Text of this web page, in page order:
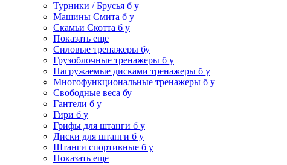
Турники / Брусья б у
Машины Смита б у
Скамьи Скотта б у
Показать еще
Силовые тренажеры бу
Грузоблочные тренажеры б у
Нагружаемые дисками тренажеры б у
Многофункциональные тренажеры б у
Свободные веса бу
Гантели б у
Гири б у
Грифы для штанги б у
Диски для штанги б у
Штанги спортивные б у
Показать еще